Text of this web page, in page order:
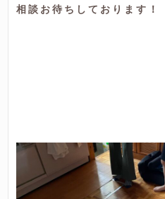
相談お待ちしております！